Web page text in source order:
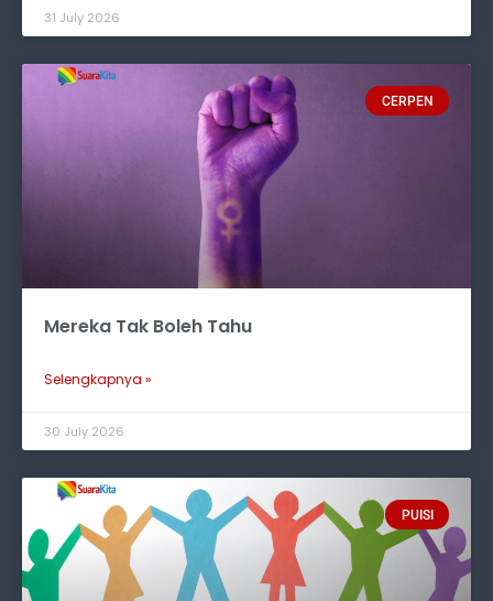
31 July 2026
CERPEN
Mereka Tak Boleh Tahu
Selengkapnya »
30 July 2026
PUISI